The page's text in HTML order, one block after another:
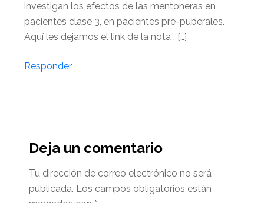
investigan los efectos de las mentoneras en
pacientes clase 3, en pacientes pre-puberales.
Aquí les dejamos el link de la nota . […]
Responder
Deja un comentario
Tu dirección de correo electrónico no será
publicada. Los campos obligatorios están